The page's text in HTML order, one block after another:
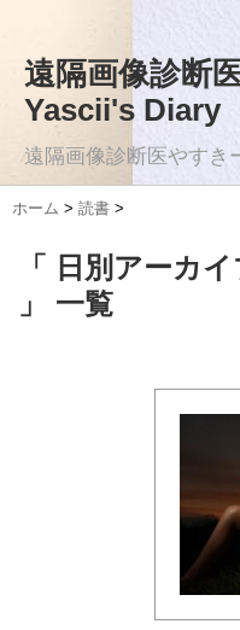
遠隔画像診断
Yascii's Diary
遠隔画像診断医やすき
ホーム > 読書 >
「 日別アーカ
」 一覧